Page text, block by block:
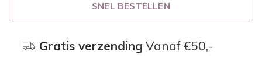
SNEL BESTELLEN
Gratis verzending Vanaf €50,-